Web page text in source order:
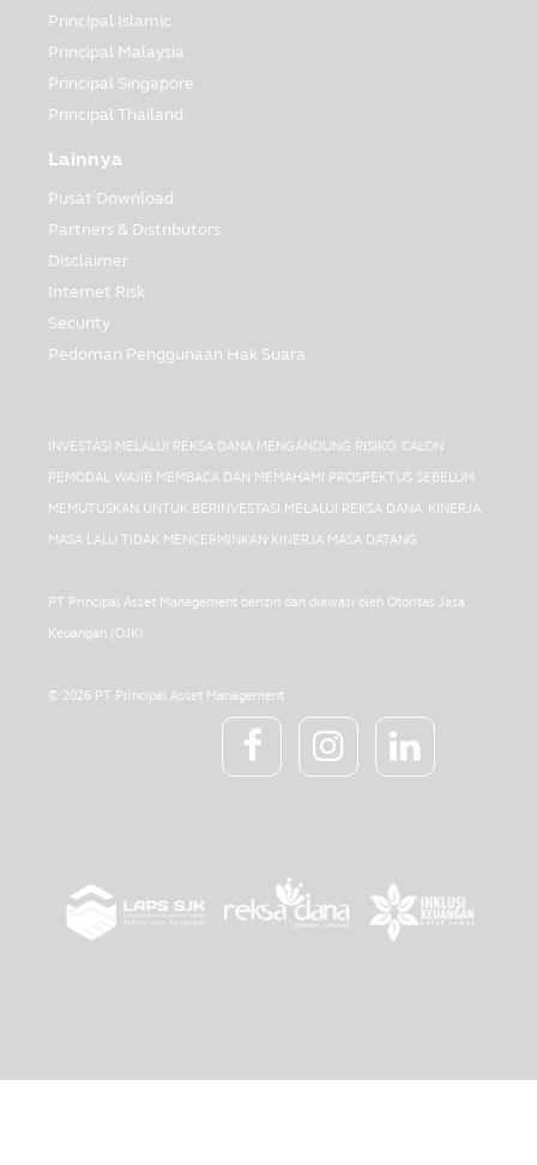
Principal Islamic
Principal Malaysia
Principal Singapore
Principal Thailand
Lainnya
Pusat Download
Partners & Distributors
Disclaimer
Internet Risk
Security
Pedoman Penggunaan Hak Suara
INVESTASI MELALUI REKSA DANA MENGANDUNG RISIKO. CALON
PEMODAL WAJIB MEMBACA DAN MEMAHAMI PROSPEKTUS SEBELUM
MEMUTUSKAN UNTUK BERINVESTASI MELALUI REKSA DANA. KINERJA
MASA LALU TIDAK MENCERMINKAN KINERJA MASA DATANG
PT Principal Asset Management berizin dan diawasi oleh Otoritas Jasa
Keuangan (OJK)
© 2026 PT Principal Asset Management